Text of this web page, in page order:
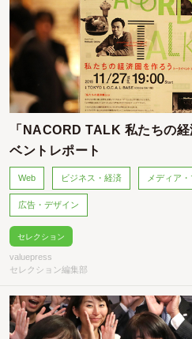
「NACORD TALK 私たちの
ベントレポート
Web ビジネス・経済 メディア
広告・デザイン
セレクション
valuepress
セレクション編集部